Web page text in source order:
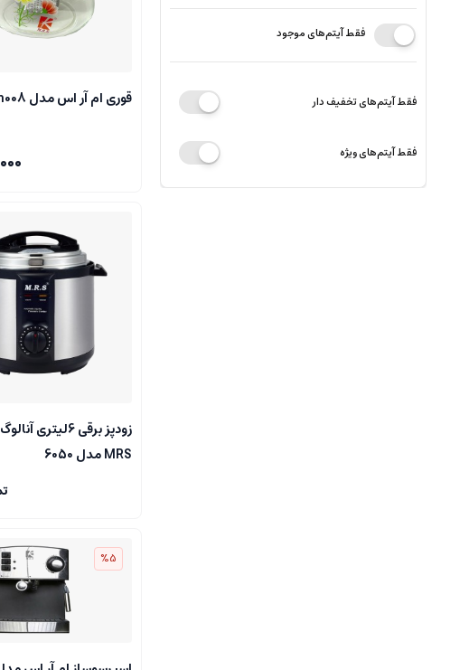
فقط آیتم‌های موجود
فقط آیتم‌های تخفیف دار
فقط آیتم‌های ویژه
قوری ام آر اس مدل gh008
زودپز برقی 6لیتری
MRS مدل 6050
%5